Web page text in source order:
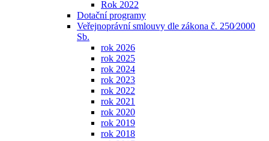
Rok 2022
Dotační programy
Veřejnoprávní smlouvy dle zákona č. 250⁄2000
Sb.
rok 2026
rok 2025
rok 2024
rok 2023
rok 2022
rok 2021
rok 2020
rok 2019
rok 2018